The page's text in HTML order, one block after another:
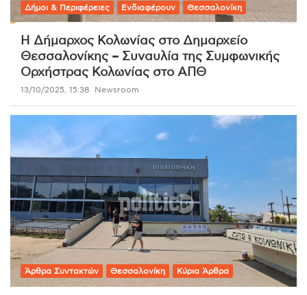
Δήμοι & Περιφέρειες Ενδιαφέρουν Θεσσαλονίκη
Η Δήμαρχος Κολωνίας στο Δημαρχείο
Θεσσαλονίκης – Συναυλία της Συμφωνικής
Ορχήστρας Κολωνίας στο ΑΠΘ
13/10/2025, 15:38 Newsroom
Άρθρα Συντακτών Θεσσαλονίκη Κύρια Άρθρα